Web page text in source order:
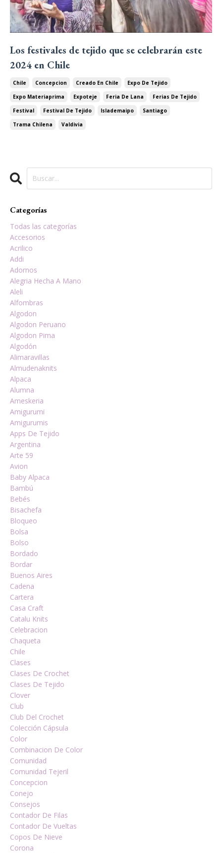
Los festivales de tejido que se celebrarán este
2024 en Chile
Chile Concepcion Creado En Chile
Expo De Tejido
Expo Materiaprima
Expoteje Feria De Lana
Ferias De Tejido
Festival
Festival De Tejido Islademaipo
Santiago
Trama Chilena
Valdivia
Categorías
Todas las categorías
Accesorios
Acrilico
Addi
Adornos
Alegria Hecha A Mano
Aleli
Alfombras
Algodon
Algodon Peruano
Algodon Pima
Algodón
Alimaravillas
Almudenaknits
Alpaca
Alumna
Ameskeria
Amigurumi
Amigurumis
Apps De Tejido
Argentina
Arte 59
Avion
Baby Alpaca
Bambú
Bebés
Bisachefa
Bloqueo
Bolsa
Bolso
Bordado
Bordar
Buenos Aires
Cadena
Cartera
Casa Craft
Catalu Knits
Celebracion
Chaqueta
Chile
Clases
Clases De Crochet
Clases De Tejido
Clover
Club
Club Del Crochet
Colección Cápsula
Color
Combinacion De Color
Comunidad
Comunidad Tejeril
Concepcion
Conejo
Consejos
Contador De Filas
Contador De Vueltas
Copos De Nieve
Corona